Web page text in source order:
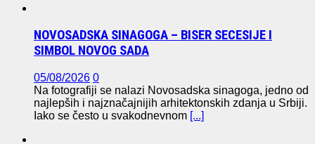
NOVOSADSKA SINAGOGA – BISER SECESIJE I
SIMBOL NOVOG SADA
05/08/2026 0
Na fotografiji se nalazi Novosadska sinagoga, jedno od
najlepših i najznačajnijih arhitektonskih zdanja u Srbiji.
Iako se često u svakodnevnom [...]